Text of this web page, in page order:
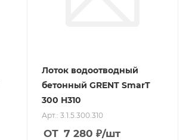
Лоток водоотводный
бетонный GRENT SmarT
300 H310
Арт.: 3.1.5.300.310
ОТ 7 280 ₽/шт